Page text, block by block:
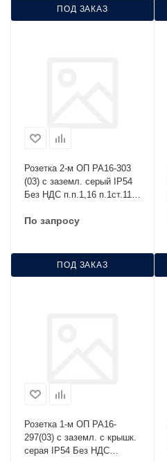
ПОД ЗАКАЗ
Розетка 2-м ОП РА16-303
(03) с заземл. серый IP54
Без НДС п.п.1,16 п.1ст.118
По запросу
ПОД ЗАКАЗ
Розетка 1-м ОП РА16-
297(03) с заземл. с крышк.
серая IP54 Без НДС